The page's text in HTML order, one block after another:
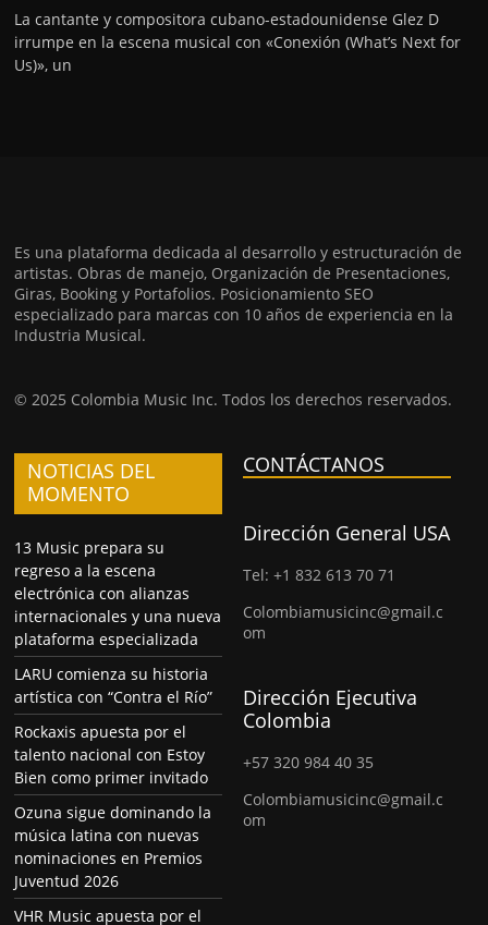
La cantante y compositora cubano-estadounidense Glez D
irrumpe en la escena musical con «Conexión (What’s Next for
Us)», un
Es una plataforma dedicada al desarrollo y estructuración de
artistas. Obras de manejo, Organización de Presentaciones,
Giras, Booking y Portafolios. Posicionamiento SEO
especializado para marcas con 10 años de experiencia en la
Industria Musical.
© 2025 Colombia Music Inc. Todos los derechos reservados.
NOTICIAS DEL
MOMENTO
13 Music prepara su
regreso a la escena
electrónica con alianzas
internacionales y una nueva
plataforma especializada
LARU comienza su historia
artística con “Contra el Río”
Rockaxis apuesta por el
talento nacional con Estoy
Bien como primer invitado
Ozuna sigue dominando la
música latina con nuevas
nominaciones en Premios
Juventud 2026
VHR Music apuesta por el
CONTÁCTANOS
Dirección General USA
Tel: +1 832 613 70 71
Colombiamusicinc@gmail.c
om
Dirección Ejecutiva
Colombia
+57 320 984 40 35
Colombiamusicinc@gmail.c
om